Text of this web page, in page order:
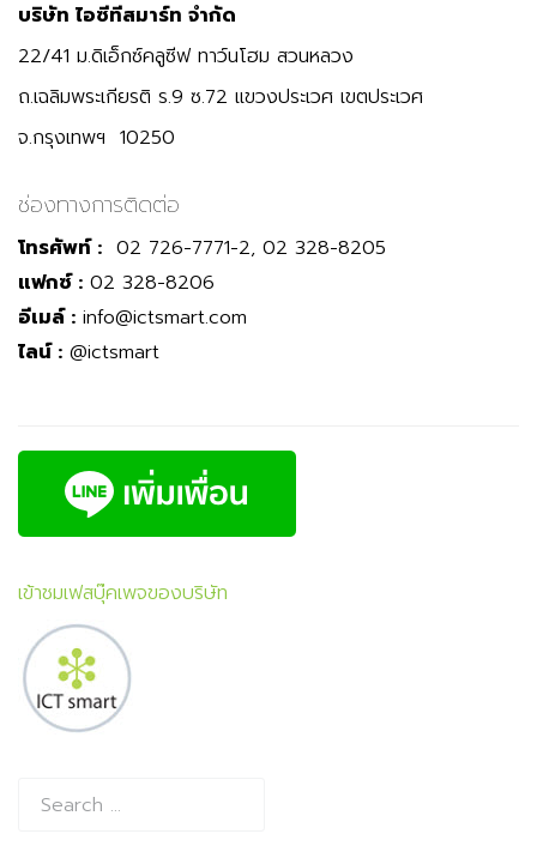
บริษัท ไอซีทีสมาร์ท จำกัด
22/41 ม.ดิเอ็กซ์คลูซีฟ ทาว์นโฮม สวนหลวง
ถ.เฉลิมพระเกียรติ ร.9 ซ.72 แขวงประเวศ เขตประเวศ
จ.กรุงเทพฯ 10250
ช่องทางการติดต่อ
โทรศัพท์ : 02 726-7771-2, 02 328-8205
แฟกซ์ : 02 328-8206
อีเมล์ : info@ictsmart.com
ไลน์ : @ictsmart
เข้าชมเฟสบุ๊คเพจของบริษัท